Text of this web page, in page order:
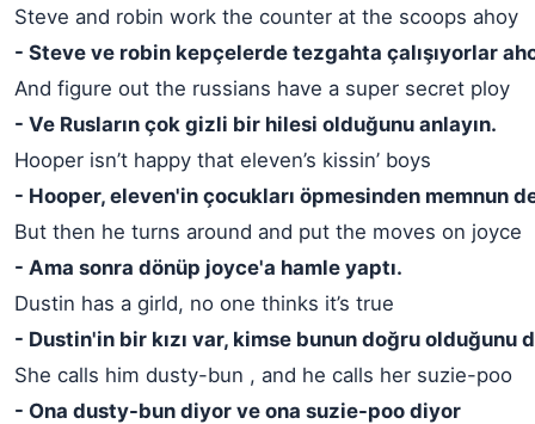
Steve and robin work the counter at the scoops ahoy
- Steve ve robin kepçelerde tezgahta çalışıyorlar
And figure out the russians have a super secret ploy
- Ve Rusların çok gizli bir hilesi olduğunu anlayın.
Hooper isn’t happy that eleven’s kissin’ boys
- Hooper, eleven'in çocukları öpmesinden memnun
But then he turns around and put the moves on joyce
- Ama sonra dönüp joyce'a hamle yaptı.
Dustin has a girld, no one thinks it’s true
- Dustin'in bir kızı var, kimse bunun doğru olduğunu
She calls him dusty-bun , and he calls her suzie-poo
- Ona dusty-bun diyor ve ona suzie-poo diyor